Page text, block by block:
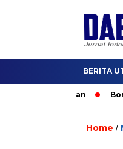
BERITA
Borong 3
Home /